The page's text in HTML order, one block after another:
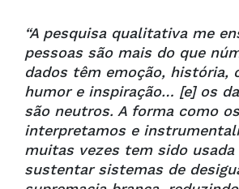
“A pesquisa qualitativa me
pessoas são mais do que
dados têm emoção, história,
humor e inspiração… [e] os
são neutros. A forma como
interpretamos e
muitas vezes tem sido usada
sustentar sistemas de